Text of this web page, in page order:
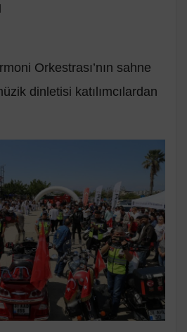
Orkestrası’nın sahne
dinletisi katılımcılardan